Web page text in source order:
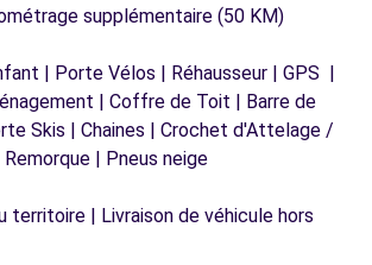
supplémentaire (50 KM)
| Porte Vélos | Réhausseur | GPS |
| Coffre de Toit | Barre de
Skis | Chaines | Crochet d'Attelage /
| Pneus neige
territoire | Livraison de véhicule hors